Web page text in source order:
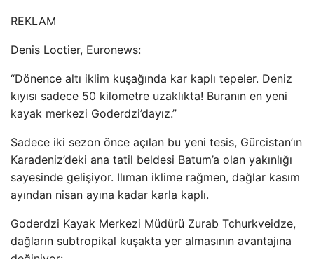
REKLAM
Denis Loctier, Euronews:
“Dönence altı iklim kuşağında kar kaplı tepeler. Deniz
kıyısı sadece 50 kilometre uzaklıkta! Buranın en yeni
kayak merkezi Goderdzi’dayız.”
Sadece iki sezon önce açılan bu yeni tesis, Gürcistan’ın
Karadeniz’deki ana tatil beldesi Batum’a olan yakınlığı
sayesinde gelişiyor. Ilıman iklime rağmen, dağlar kasım
ayından nisan ayına kadar karla kaplı.
Goderdzi Kayak Merkezi Müdürü Zurab Tchurkveidze,
dağların subtropikal kuşakta yer almasının avantajına